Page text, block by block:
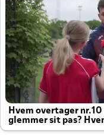
Hvem overtager
glemmer sit pas?
altid til efter kampe?